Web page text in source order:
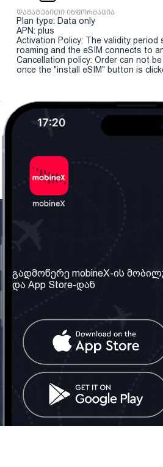
დამატებითი ინფორმაცია
Plan type: Data only
APN: plus
Activation Policy: The validity
roaming and the eSIM connects to
Cancellation policy: Order can not
once the "install eSIM" button is
ჩვენ შესახებ
ჩვენი სერვისები
კონტაქტი
საქართველო: თბილისი
ტელ: 032 2 04 00 50
ელ. ფოსტა:
info@mobinex.ge
გადმოწერე mobineX-ის
და App Store-დან